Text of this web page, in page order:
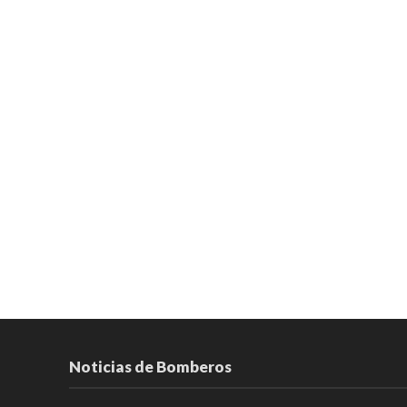
Noticias de Bomberos